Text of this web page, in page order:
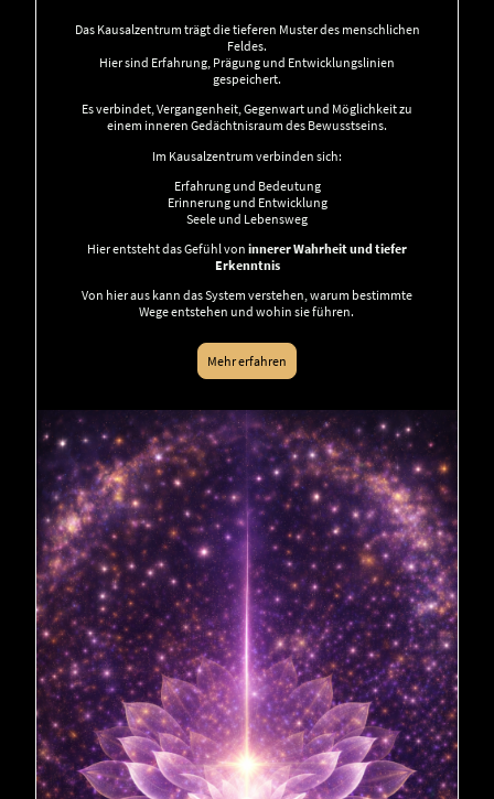
Das Kausalzentrum trägt die tieferen Muster des menschlichen
Feldes.
Hier sind Erfahrung, Prägung und Entwicklungslinien
gespeichert.
Es verbindet, Vergangenheit, Gegenwart und Möglichkeit zu
einem inneren Gedächtnisraum des Bewusstseins.
Im Kausalzentrum verbinden sich:
Erfahrung und Bedeutung
Erinnerung und Entwicklung
Seele und Lebensweg
Hier entsteht das Gefühl von innerer Wahrheit und tiefer
Erkenntnis
Von hier aus kann das System verstehen, warum bestimmte
Wege entstehen und wohin sie führen.
Mehr erfahren